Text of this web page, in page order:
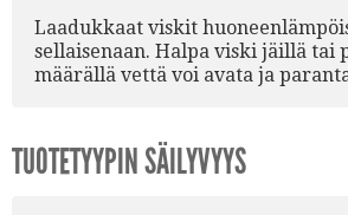
Laadukkaat viskit
sellaisenaan. Halpa viski jäillä tai
määrällä vettä voi avata ja
TUOTETYYPIN SÄILYVYYS